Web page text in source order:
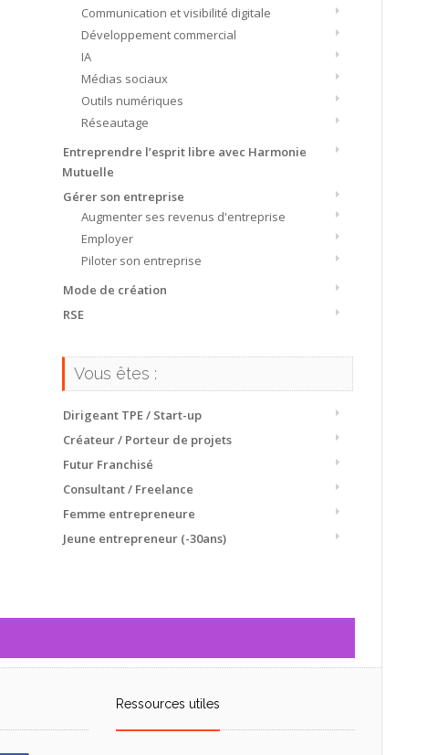
Communication et visibilité digitale
Développement commercial
IA
Médias sociaux
Outils numériques
Réseautage
Entreprendre l’esprit libre avec Harmonie
Mutuelle
Gérer son entreprise
Augmenter ses revenus d'entreprise
Employer
Piloter son entreprise
Mode de création
RSE
Vous êtes :
Dirigeant TPE / Start-up
Créateur / Porteur de projets
Futur Franchisé
Consultant / Freelance
Femme entrepreneure
Jeune entrepreneur (-30ans)
Ressources utiles